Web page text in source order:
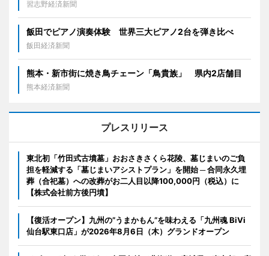
習志野経済新聞
飯田でピアノ演奏体験 世界三大ピアノ2台を弾き比べ
飯田経済新聞
熊本・新市街に焼き鳥チェーン「鳥貴族」 県内2店舗目
熊本経済新聞
プレスリリース
東北初「竹田式古墳墓」おおさきさくら花陵、墓じまいのご負
担を軽減する「墓じまいアシストプラン」を開始 ─ 合同永久埋
葬（合祀墓）への改葬がお二人目以降100,000円（税込）に
【株式会社前方後円墳】
【復活オープン】九州の”うまかもん”を味わえる「九州魂 BiVi
仙台駅東口店」が2026年8月6日（木）グランドオープン